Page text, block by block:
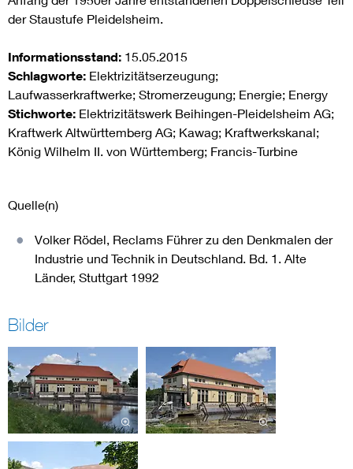
der Staustufe Pleidelsheim.
Informationsstand: 15.05.2015
Schlagworte: Elektrizitätserzeugung;
Laufwasserkraftwerke; Stromerzeugung; Energie; Energy
Stichworte: Elektrizitätswerk Beihingen-Pleidelsheim AG;
Kraftwerk Altwürttemberg AG; Kawag; Kraftwerkskanal;
König Wilhelm II. von Württemberg; Francis-Turbine
Quelle(n)
Volker Rödel, Reclams Führer zu den Denkmalen der
Industrie und Technik in Deutschland. Bd. 1. Alte
Länder, Stuttgart 1992
Bilder